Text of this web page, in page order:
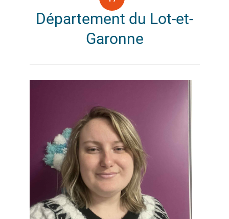
Département du Lot-et-
Garonne